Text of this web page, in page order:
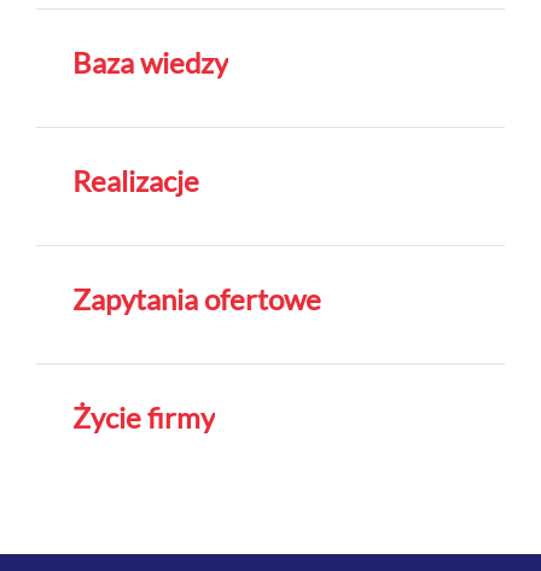
Baza wiedzy
Realizacje
Zapytania ofertowe
Życie firmy